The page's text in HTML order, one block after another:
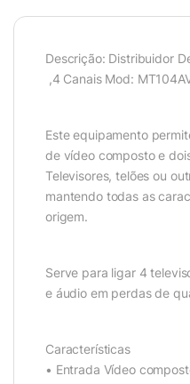
Descrição: Distribuidor
,4 Canais Mod:
Este equipamento
de vídeo composto e
Televisores, telões ou
mantendo todas as
origem.
Serve para ligar 4
e áudio em perdas de
Características
• Entrada Vídeo